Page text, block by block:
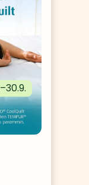
–30.9.